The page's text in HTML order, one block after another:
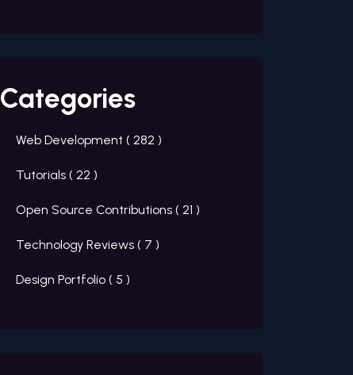
Categories
Web Development ( 282 )
Tutorials ( 22 )
Open Source Contributions ( 21 )
Technology Reviews ( 7 )
Design Portfolio ( 5 )